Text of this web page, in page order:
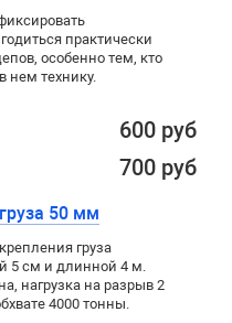
практически
особенно тем, кто
нем технику.
600 руб
700 руб
50 мм
груза
5 см и длинной 4 м.
нагрузка на разрыв 2
4000 тонны.